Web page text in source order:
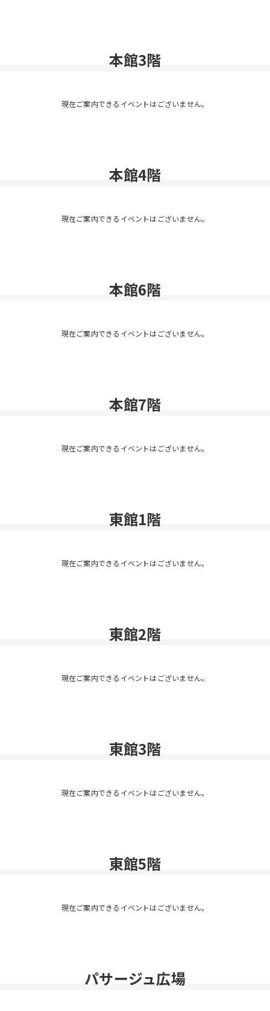
本館3階
現在ご案内できるイベントはございません。
本館4階
現在ご案内できるイベントはございません。
本館6階
現在ご案内できるイベントはございません。
本館7階
現在ご案内できるイベントはございません。
東館1階
現在ご案内できるイベントはございません。
東館2階
現在ご案内できるイベントはございません。
東館3階
現在ご案内できるイベントはございません。
東館5階
現在ご案内できるイベントはございません。
パサージュ広場